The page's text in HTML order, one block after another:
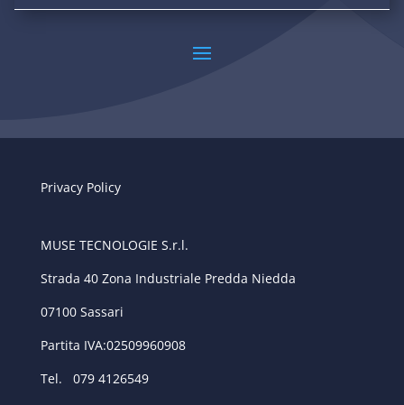
Privacy Policy
MUSE TECNOLOGIE S.r.l.
Strada 40 Zona Industriale Predda Niedda
07100 Sassari
Partita IVA:02509960908
Tel. 079 4126549